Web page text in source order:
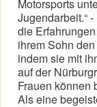
Motorsports
Jugendarbeit.“
die
ihrem Sohn
indem sie mit
auf der
Frauen können
Als eine